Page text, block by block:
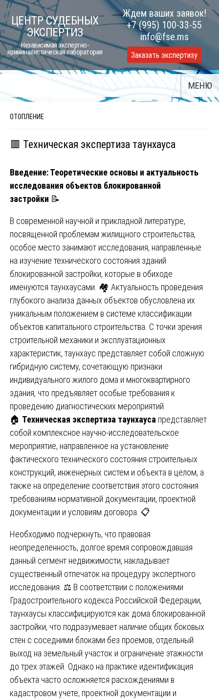
Skip
to
content
ЦЕНТР СУДЕБНЫХ
ЭКСПЕРТИЗ
Независимая экспертно-
криминалистическая лаборатория
Ждем ваших заявок!
+7 (995) 100-33-55
info@fse.ms
Заказать экспертизу
МЕНЮ
ОТОПЛЕНИЕ
🟥 Техническая экспертиза таунхауса
Введение: Теоретические основы и актуальность
исследования объектов блокированной
застройки 📝
В современной научной и прикладной литературе,
посвященной проблемам жилищного строительства,
особое место занимают исследования, направленные
на изучение технического состояния зданий
блокированной застройки, которые в обиходе
именуются таунхаусами. 🏘️ Актуальность проведения
глубокого анализа данных объектов обусловлена их
уникальным положением в системе классификации
объектов капитального строительства. С точки зрения
строительной механики и эксплуатационных
характеристик, таунхаус представляет собой сложную
гибридную систему, сочетающую признаки
индивидуального жилого дома и многоквартирного
здания, что предъявляет особые требования к
проведению диагностических мероприятий.
🏠 Техническая экспертиза таунхауса представляет
собой комплексное научно-исследовательское
мероприятие, направленное на установление
фактического технического состояния строительных
конструкций, инженерных систем и объекта в целом, а
также на определение соответствия этого состояния
требованиям нормативной документации, проектной
документации и условиям договора. 📋
Необходимо подчеркнуть, что правовая
неопределенность, долгое время сопровождавшая
данный сегмент недвижимости, накладывает
существенный отпечаток на процедуру экспертного
исследования. ⚖️ В соответствии с положениями
Градостроительного кодекса Российской Федерации,
таунхаусы классифицируются как дома блокированной
застройки, что подразумевает наличие общих боковых
стен с соседними блоками без проемов, отдельный
выход на земельный участок и ограничение этажности
до трех этажей. Однако на практике идентификация
объекта часто осложняется расхождениями в
кадастровом учете, проектной документации и